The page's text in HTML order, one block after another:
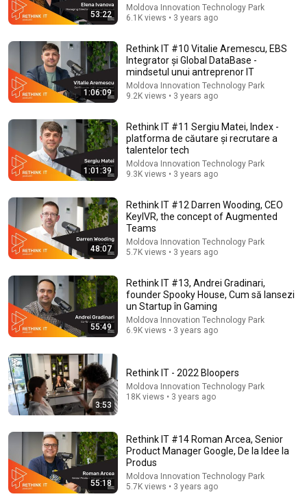
OUTSIDER POLITIC #5. Traian Băsescu: „Nicușor Dan
Știrile zilei. Pe scurt, de la Recorder • 546K views
Dramele și poveștile de dragoste din penitenciarele
de femei. Florin Stanciu | Pentru voi #17
53:22
Moldova Innovation Technology Park
6.1K views • 3 years ago
1:06:09
Rethink IT #10 Vitalie Aremescu, EBS
Integrator și Global DataBase -
mindsetul unui antreprenor IT
Moldova Innovation Technology Park
9.2K views • 3 years ago
1:01:39
Rethink IT #11 Sergiu Matei, Index -
platforma de căutare și recrutare a
talentelor tech
Moldova Innovation Technology Park
9.3K views • 3 years ago
48:07
Rethink IT #12 Darren Wooding, CEO
KeyIVR, the concept of Augmented
Teams
Moldova Innovation Technology Park
5.7K views • 3 years ago
55:49
Rethink IT #13, Andrei Gradinari,
founder Spooky House, Cum să lansezi
un Startup în Gaming
Moldova Innovation Technology Park
6.9K views • 3 years ago
3:53
Rethink IT - 2022 Bloopers
Moldova Innovation Technology Park
18K views • 3 years ago
55:18
Rethink IT #14 Roman Arcea, Senior
Product Manager Google, De la Idee la
Produs
Moldova Innovation Technology Park
5.7K views • 3 years ago